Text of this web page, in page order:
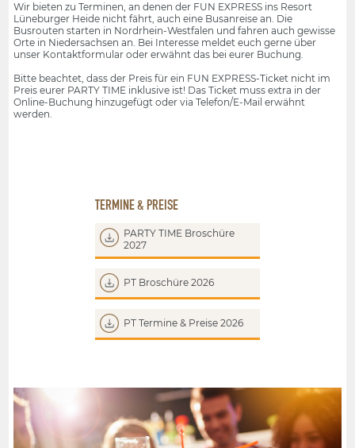
Wir bieten zu Terminen, an denen der FUN EXPRESS ins Resort
Lüneburger Heide nicht fährt, auch eine Busanreise an. Die
Busrouten starten in Nordrhein-Westfalen und fahren auch gewisse
Orte in Niedersachsen an. Bei Interesse meldet euch gerne über
unser Kontaktformular oder erwähnt das bei eurer Buchung.
Bitte beachtet, dass der Preis für ein FUN EXPRESS-Ticket nicht im
Preis eurer PARTY TIME inklusive ist! Das Ticket muss extra in der
Online-Buchung hinzugefügt oder via Telefon/E-Mail erwähnt
werden.
TERMINE & PREISE
PARTY TIME Broschüre
2027
PT Broschüre 2026
PT Termine & Preise 2026